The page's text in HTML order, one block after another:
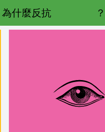
為什麼反抗？